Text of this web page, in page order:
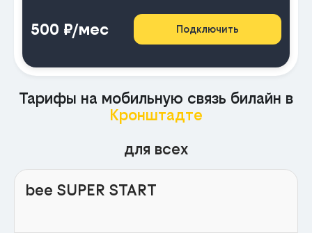
500 ₽/мес Подключить
Тарифы на мобильную связь билайн в
Кронштадте
для всех
bee SUPER START